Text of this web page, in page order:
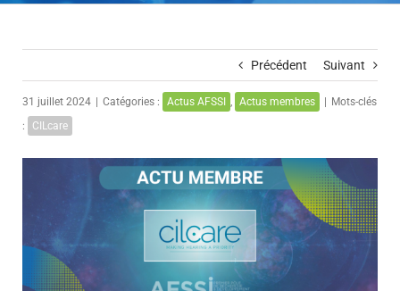
Précédent Suivant
31 juillet 2024 Catégories : Actus AFSSI , Actus membres
Mots-clés
:
CILcare